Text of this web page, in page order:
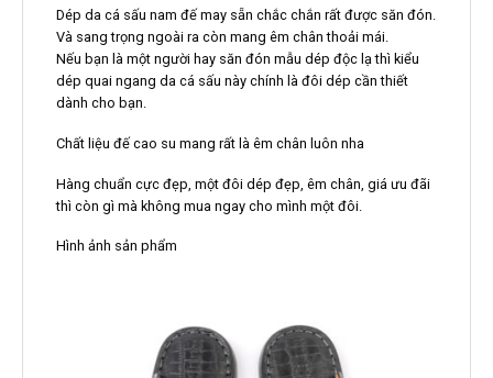
Dép da cá sấu nam đế may sẵn chắc chắn rất được săn đón.
Và sang trọng ngoài ra còn mang êm chân thoải mái.
Nếu bạn là một người hay săn đón mẫu dép độc lạ thì kiểu
dép quai ngang da cá sấu này chính là đôi dép cần thiết
dành cho bạn.
Chất liệu đế cao su mang rất là êm chân luôn nha
Hàng chuẩn cực đẹp, một đôi dép đẹp, êm chân, giá ưu đãi
thì còn gì mà không mua ngay cho mình một đôi.
Hình ảnh sản phẩm